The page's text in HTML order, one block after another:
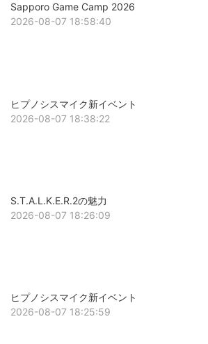
Sapporo Game Camp 2026
2026-08-07 18:58:40
ヒプノシスマイク新イベント
2026-08-07 18:38:22
S.T.A.L.K.E.R.2の魅力
2026-08-07 18:26:09
ヒプノシスマイク新イベント
2026-08-07 18:25:59